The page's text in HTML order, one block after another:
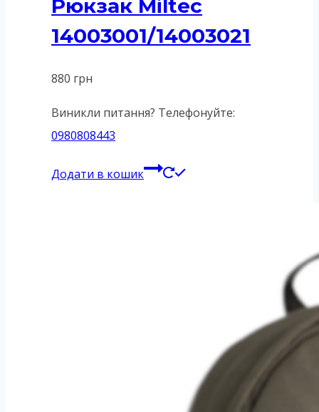
Рюкзак Miltec
14003001/14003021
880 грн
Виникли питання? Телефонуйте:
0980808443
Додати в кошик